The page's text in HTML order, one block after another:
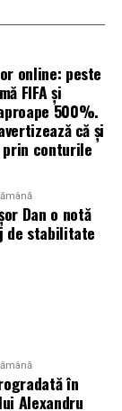
pe
pe
celor
neplăcute
ar fi iluminare
multe
moderne de
fie mereu la
de
pot fi
al
online: peste
FIFA și
500%.
că și
prin conturile
Dan o notă
de stabilitate
în
Alexandru